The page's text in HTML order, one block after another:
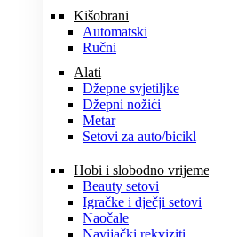
Kišobrani
Automatski
Ručni
Alati
Džepne svjetiljke
Džepni nožići
Metar
Setovi za auto/bicikl
Hobi i slobodno vrijeme
Beauty setovi
Igračke i dječji setovi
Naočale
Navijački rekviziti